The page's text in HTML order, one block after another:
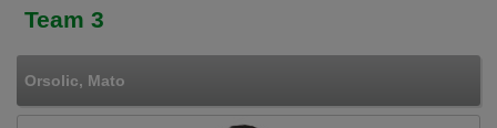
Team 3
Orsolic, Mato